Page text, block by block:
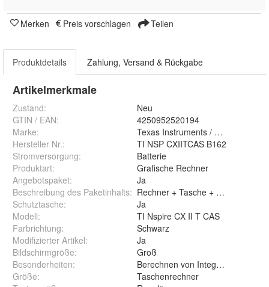
Merken Preis vorschlagen Teilen
Produktdetails Zahlung, Versand & Rückgabe
Artikelmerkmale
Zustand:
Neu
GTIN / EAN:
4250952520194
Marke:
Texas Instruments / Dynatech
Hersteller Nr.:
TI NSP CXIITCAS B162
Stromversorgung:
Batterie
Produktart:
Grafische Rechner
Angebotspaket:
Ja
Beschreibung des Paketinhalts: Rechner + Tasche +
Schutztasche:
Ja
Modell:
TI Nspire CX II T CAS
Farbrichtung:
Schwarz
Modifizierter Artikel:
Ja
Bildschirmgröße:
Groß
Besonderheiten:
Berechnen von Integralen
Größe:
Taschenrechner